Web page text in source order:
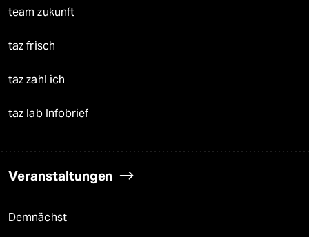
team zukunft
taz frisch
taz zahl ich
taz lab Infobrief
Veranstaltungen
Demnächst